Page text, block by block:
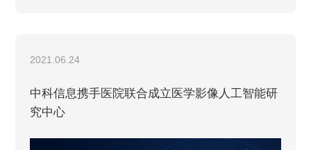
2021.06.24
中科信息携手医院联合成立医学影像人工智能研
究中心